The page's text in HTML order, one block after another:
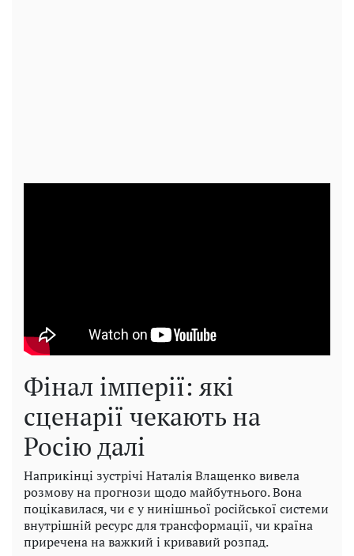
Фінал імперії: які
сценарії чекають на
Росію далі
Наприкінці зустрічі Наталія Влащенко вивела
розмову на прогнози щодо майбутнього. Вона
поцікавилася, чи є у нинішньої російської системи
внутрішній ресурс для трансформації, чи країна
приречена на важкий і кривавий розпад.